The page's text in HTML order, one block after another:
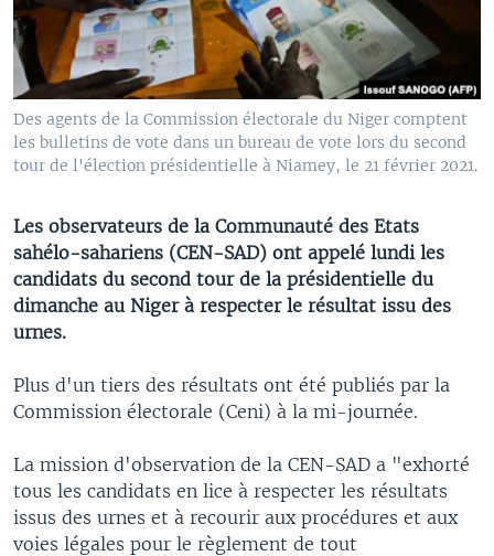
Des agents de la Commission électorale du Niger comptent
les bulletins de vote dans un bureau de vote lors du second
tour de l'élection présidentielle à Niamey, le 21 février 2021.
Les observateurs de la Communauté des Etats
sahélo-sahariens (CEN-SAD) ont appelé lundi les
candidats du second tour de la présidentielle du
dimanche au Niger à respecter le résultat issu des
urnes.
Plus d'un tiers des résultats ont été publiés par la
Commission électorale (Ceni) à la mi-journée.
La mission d'observation de la CEN-SAD a "exhorté
tous les candidats en lice à respecter les résultats
issus des urnes et à recourir aux procédures et aux
voies légales pour le règlement de tout